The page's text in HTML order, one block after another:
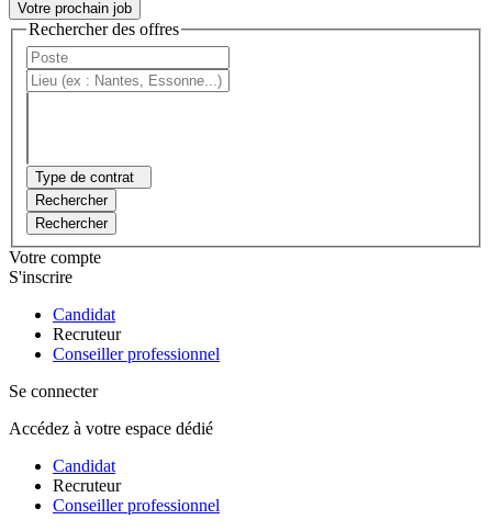
Votre prochain job
Rechercher des offres
Type de contrat
Rechercher
Rechercher
Votre compte
S'inscrire
Candidat
Recruteur
Conseiller professionnel
Se connecter
Accédez à votre espace dédié
Candidat
Recruteur
Conseiller professionnel